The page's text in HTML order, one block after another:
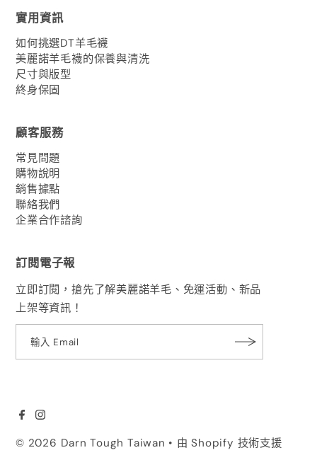
實用資訊
如何挑選DT羊毛襪
美麗諾羊毛襪的保養與清洗
尺寸與版型
終身保固
顧客服務
常見問題
購物說明
銷售據點
聯絡我們
企業合作諮詢
訂閱電子報
立即訂閱，搶先了解美麗諾羊毛、免運活動、新品
上架等資訊！
© 2026 Darn Tough Taiwan • 由 Shopify 技術支援